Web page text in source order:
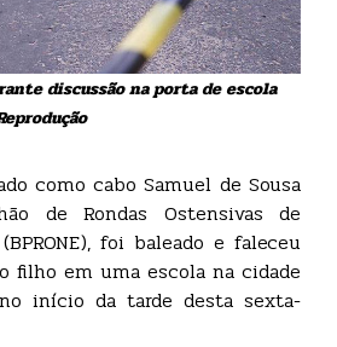
discussão na porta de escola
como cabo Samuel de Sousa
de Rondas Ostensivas de
foi baleado e faleceu
filho em uma escola na cidade
início da tarde desta sexta-